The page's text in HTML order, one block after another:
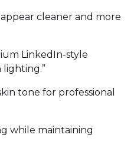
cleaner and more
LinkedIn-style
tone for professional
while maintaining